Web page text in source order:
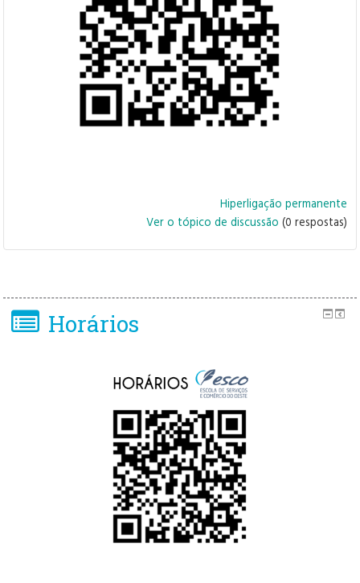
Hiperligação permanente
Ver o tópico de discussão (0 respostas)
Horários